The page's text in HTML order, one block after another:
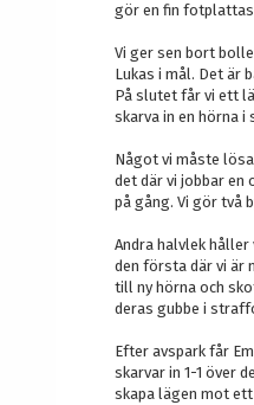
gör en fin fotplattas
Vi ger sen bort
Lukas i mål. Det är
På slutet får vi ett
skarva in en hörna i
Något vi måste
det där vi jobbar en
på gång. Vi gör två
Andra halvlek
den första där vi är
till ny hörna och
deras gubbe i
Efter avspark får
skarvar in 1-1 över
skapa lägen mot